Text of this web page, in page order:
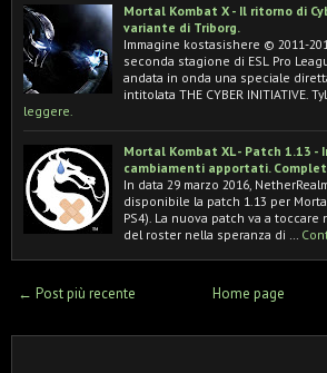
Mortal Kombat X - Il ritorno di
variante di Triborg.
Immagine kostasishere © 2011-
seconda stagione di ESL Pro
andata in onda una speciale
intitolata THE CYBER INITIATIVE.
leggere.
Mortal Kombat XL - Patch 1.13
cambiamenti apportati.
In data 29 marzo 2016,
disponibile la patch 1.13 per
PS4). La nuova patch va a
del roster nella speranza di …
← Post più recente Home page